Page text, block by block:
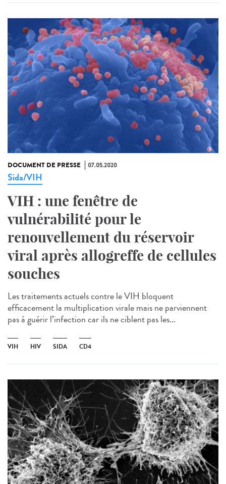
DOCUMENT DE PRESSE 07.05.2020
Sida/VIH
VIH : une fenêtre de
vulnérabilité pour le
renouvellement du réservoir
viral après allogreffe de cellules
souches
Les traitements actuels contre le VIH bloquent
efficacement la multiplication virale mais ne parviennent
pas à guérir l’infection car ils ne ciblent pas les...
VIH HIV SIDA CD4